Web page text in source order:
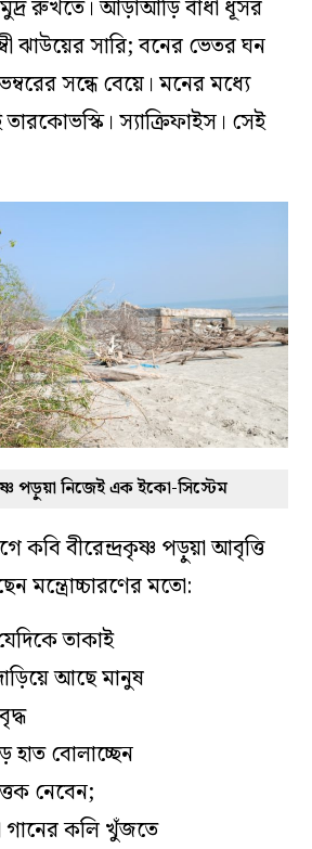
রুখতে। আড়াআড়ি বাঁধা ধূসর
ঝাউয়ের সারি; বনের ভেতর ঘন
সন্ধে বেয়ে। মনের মধ্যে
স্যাক্রিফাইস। সেই
পড়ুয়া নিজেই এক ইকো-সিস্টেম
বীরেন্দ্রকৃষ্ণ পড়ুয়া আবৃত্তি
মন্ত্রোচ্চারণের মতো:
তাকাই
আছে মানুষ
হাত বোলাচ্ছেন
নেবেন;
গানের কলি খুঁজতে